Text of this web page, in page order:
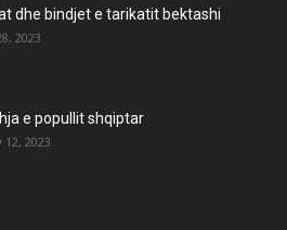
dhe bindjet e tarikatit bektashi
2023
e popullit shqiptar
2023